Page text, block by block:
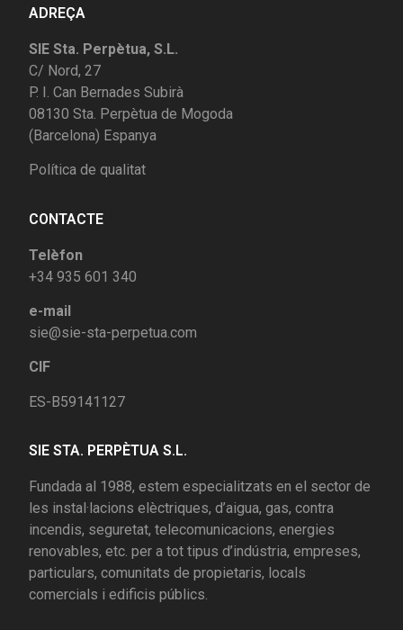
ADREÇA
SIE Sta. Perpètua, S.L.
C/ Nord, 27
P. I. Can Bernades Subirà
08130 Sta. Perpètua de Mogoda
(Barcelona) Espanya
Política de qualitat
CONTACTE
Telèfon
+34 935 601 340
e-mail
sie@sie-sta-perpetua.com
CIF
ES-B59141127
SIE STA. PERPÈTUA S.L.
Fundada al 1988, estem especialitzats en el sector de
les instal·lacions elèctriques, d’aigua, gas, contra
incendis, seguretat, telecomunicacions, energies
renovables, etc. per a tot tipus d’indústria, empreses,
particulars, comunitats de propietaris, locals
comercials i edificis públics.